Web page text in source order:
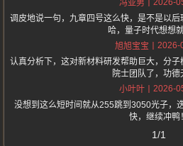
冯亚男
调皮地说一句，九章四号这么快，是不是以
哈，量子时代想想就
旭旭宝宝
2026-
认真分析下，这对新材料研发帮助巨大，分
院士团队了，功德
小叶叶
2026-
没想到这么短时间就从255跳到3050光子，
快，继续冲鸭！
1/1